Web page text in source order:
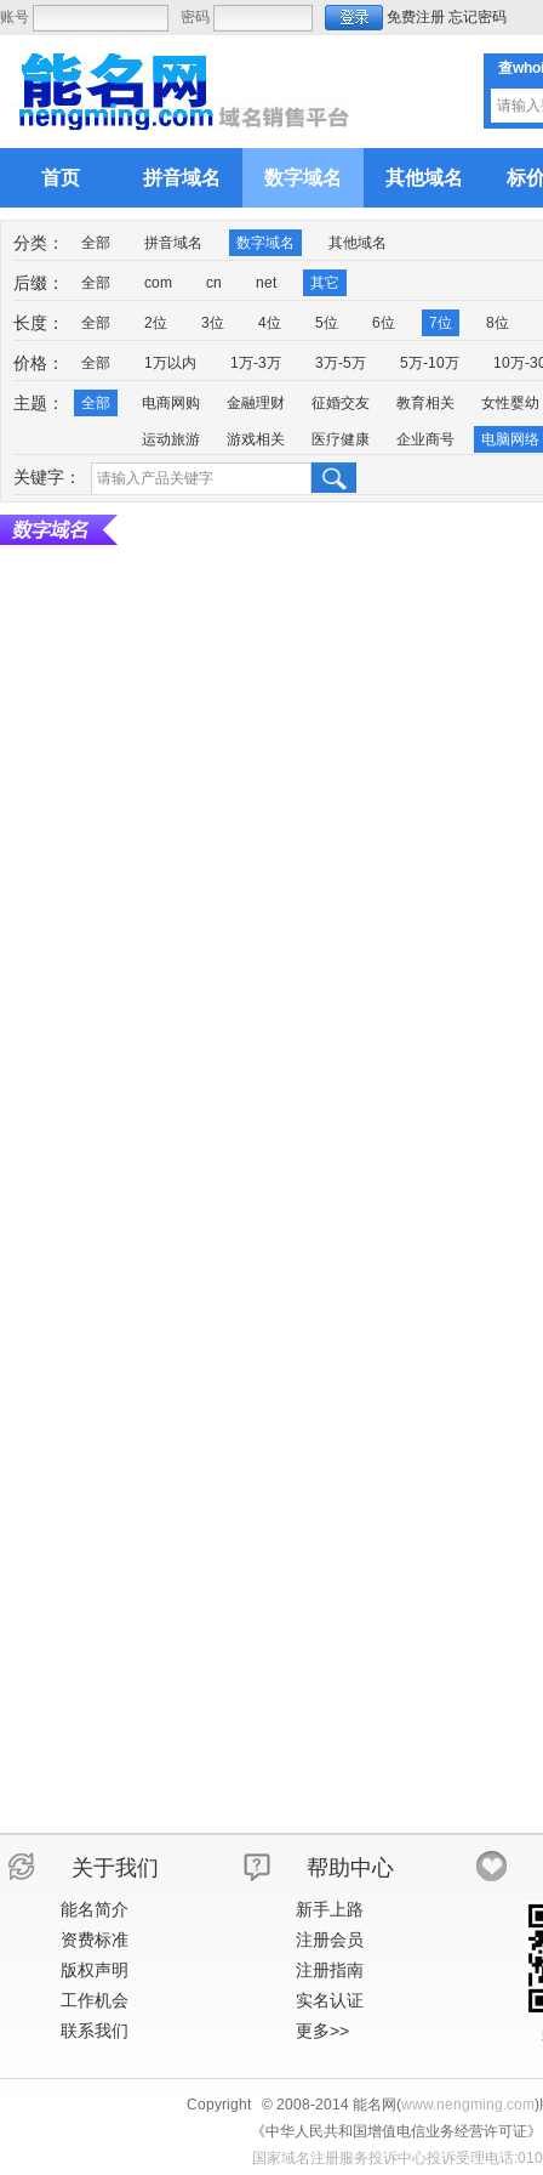
账号 密码 免费注册 忘记密码
查
首页 拼音域名 数字域名 其他域名 标
分类： 全部 拼音域名 数字域名 其他域名
后缀： 全部 com cn net 其它
长度： 全部 2位 3位 4位 5位 6位 7位 8位
价格： 全部 1万以内 1万-3万 3万-5万 5万-10万 10万-
主题： 全部 电商网购 金融理财 征婚交友 教育相关 女性婴幼
运动旅游 游戏相关 医疗健康 企业商号 电脑网络
关键字：
关于我们
能名简介
资费标准
版权声明
工作机会
联系我们
帮助中心
新手上路
注册会员
注册指南
实名认证
更多>>
Copyright © 2008-2014 能名网(www.nengming.com)
《中华人民共和国增值电信业务经营许可
国家域名注册服务投诉中心投诉受理电话